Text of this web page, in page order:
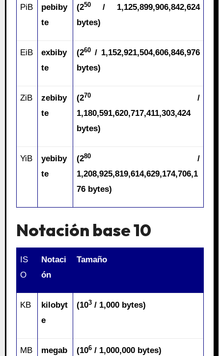
PiB
pebiby
te
(250/ 1,125,899,906,842,624
bytes)
EiB
exbiby
te
(260/ 1,152,921,504,606,846,976
bytes)
ZiB
zebiby
te
(270/
1,180,591,620,717,411,303,424
bytes)
YiB
yebiby
te
(280/
1,208,925,819,614,629,174,706,1
76 bytes)
Notación base 10
IS
O
Notaci
ón
Tamaño
KB
kilobyt
e
(103/ 1,000 bytes)
MB
megab
(106/ 1,000,000 bytes)